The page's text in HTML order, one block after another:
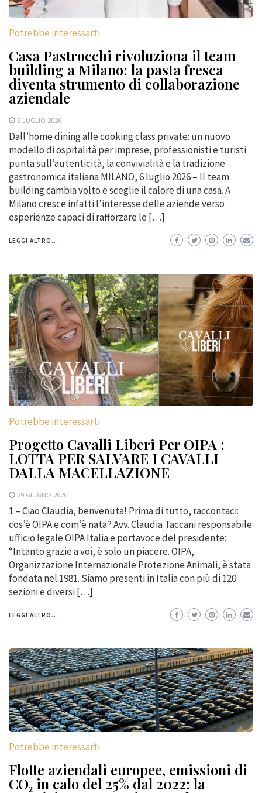
Potrebbe interessarti
Casa Pastrocchi rivoluziona il team
building a Milano: la pasta fresca
diventa strumento di collaborazione
aziendale
6 LUGLIO 2026
Dall’home dining alle cooking class private: un nuovo
modello di ospitalità per imprese, professionisti e turisti
punta sull’autenticità, la convivialità e la tradizione
gastronomica italiana MILANO, 6 luglio 2026 – Il team
building cambia volto e sceglie il calore di una casa. A
Milano cresce infatti l’interesse delle aziende verso
esperienze capaci di rafforzare le […]
LEGGI ALTRO...
Potrebbe interessarti
Progetto Cavalli Liberi Per OIPA :
LOTTA PER SALVARE I CAVALLI
DALLA MACELLAZIONE
29 GIUGNO 2026
1 – Ciao Claudia, benvenuta! Prima di tutto, raccontaci:
cos’è OIPA e com’è nata? Avv. Claudia Taccani responsabile
ufficio legale OIPA Italia e portavoce del presidente:
“Intanto grazie a voi, è solo un piacere. OIPA,
Organizzazione Internazionale Protezione Animali, è stata
fondata nel 1981. Siamo presenti in Italia con più di 120
sezioni e diversi […]
LEGGI ALTRO...
Potrebbe interessarti
Flotte aziendali europee, emissioni di
CO₂ in calo del 25% dal 2022: la